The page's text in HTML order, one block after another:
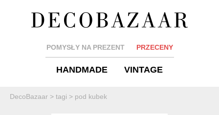
POMYSŁY NA PREZENT PRZECENY
HANDMADE VINTAGE
DecoBazaar > tagi > pod kubek